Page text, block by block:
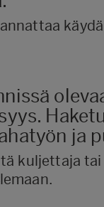
ja
kuljettaja